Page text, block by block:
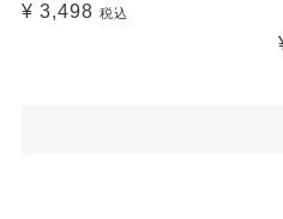
¥ 3,498 税込